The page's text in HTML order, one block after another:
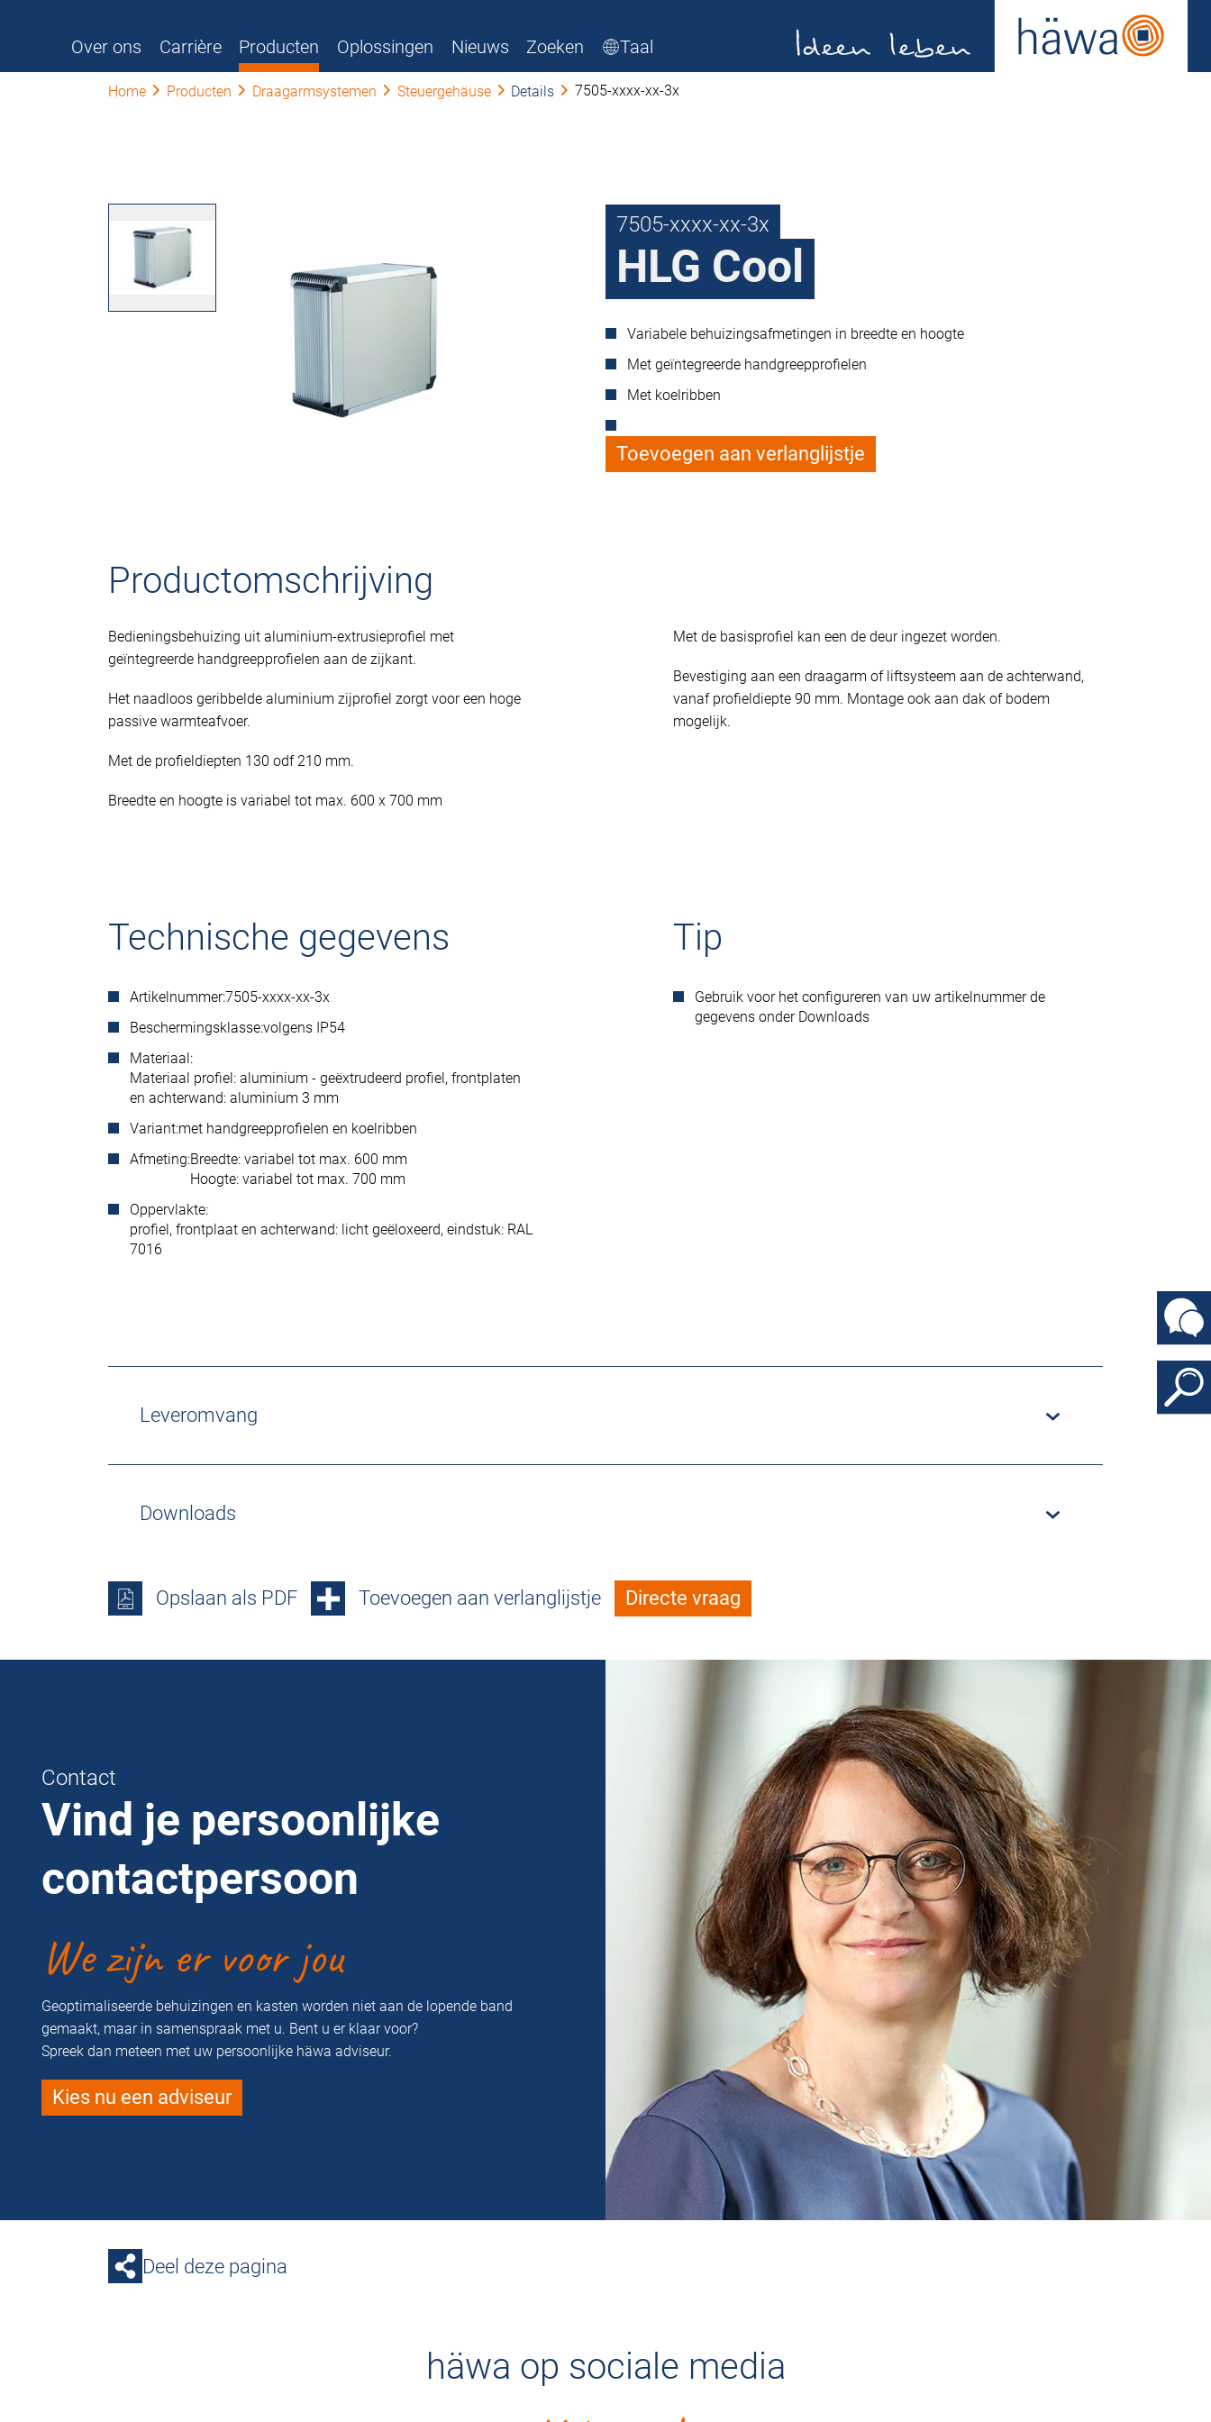
Over ons Carrière Producten Oplossingen Nieuws Zoeken Taal
Home Producten Draagarmsystemen Steuergehäuse Details 7505-xxxx-xx-3x
7505-xxxx-xx-3x
HLG Cool
Variabele behuizingsafmetingen in breedte en hoogte
Met geïntegreerde handgreepprofielen
Met koelribben
Toevoegen aan verlanglijstje
Productomschrijving
Bedieningsbehuizing uit aluminium-extrusieprofiel met
geïntegreerde handgreepprofielen aan de zijkant.
Het naadloos geribbelde aluminium zijprofiel zorgt voor een hoge
passive warmteafvoer.
Met de profieldiepten 130 odf 210 mm.
Breedte en hoogte is variabel tot max. 600 x 700 mm
Met de basisprofiel kan een de deur ingezet worden.
Bevestiging aan een draagarm of liftsysteem aan de achterwand,
vanaf profieldiepte 90 mm. Montage ook aan dak of bodem
mogelijk.
Technische gegevens
Artikelnummer:7505-xxxx-xx-3x
Beschermingsklasse:volgens IP54
Materiaal:
Materiaal profiel: aluminium - geëxtrudeerd profiel, frontplaten
en achterwand: aluminium 3 mm
Variant:met handgreepprofielen en koelribben
Afmeting:Breedte: variabel tot max. 600 mm
Hoogte: variabel tot max. 700 mm
Oppervlakte:
profiel, frontplaat en achterwand: licht geëloxeerd, eindstuk: RAL
7016
Tip
Gebruik voor het configureren van uw artikelnummer de
gegevens onder Downloads
Leveromvang
Downloads
Opslaan als PDF Toevoegen aan verlanglijstje Directe vraag
Contact
Vind je persoonlijke
contactpersoon
We zijn er voor jou
Geoptimaliseerde behuizingen en kasten worden niet aan de lopende band
gemaakt, maar in samenspraak met u. Bent u er klaar voor?
Spreek dan meteen met uw persoonlijke häwa adviseur.
Kies nu een adviseur
Deel deze pagina
häwa op sociale media